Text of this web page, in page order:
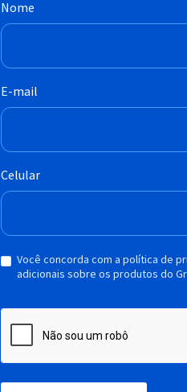
Nome
E-mail
Celular
Você concorda com a política de
adicionais sobre os produtos do